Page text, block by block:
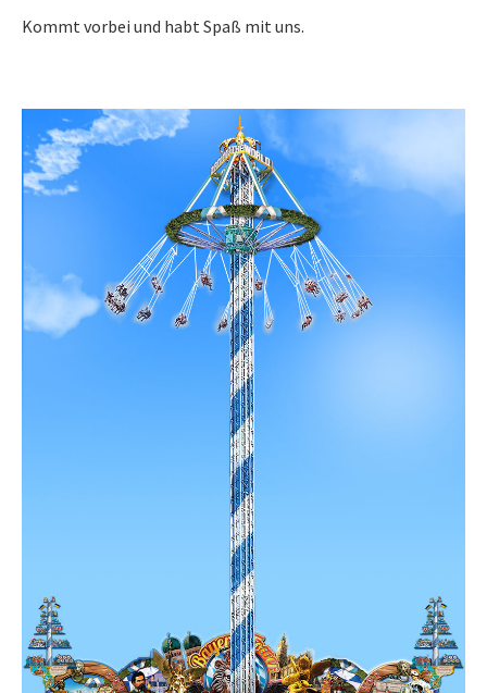
Kommt vorbei und habt Spaß mit uns.